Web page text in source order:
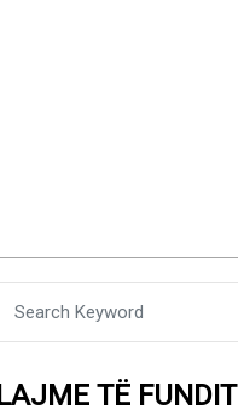
LAJME TË FUNDIT